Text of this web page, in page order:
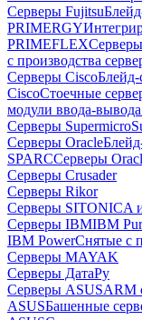
Серверы Fujitsu
PRIMERGY
PRIMEFLEX
с производства
Серверы CiscoБлейд-
CiscoСтоечные
модули ввода-
Серверы Supermicro
Серверы Oracle
SPARCСерверы
Серверы Crusader
Серверы Rikor
Серверы SITONICA
Серверы IBMIBM
IBM PowerСнятые с
Серверы MAYAK
Серверы ДатаРу
Серверы ASUSARM
ASUSБашенные